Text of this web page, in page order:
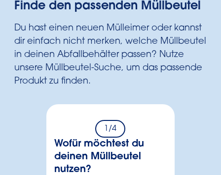
Finde den passenden Müllbeutel
Du hast einen neuen Mülleimer oder kannst
dir einfach nicht merken, welche Müllbeutel
in deinen Abfallbehälter passen? Nutze
unsere Müllbeutel-Suche, um das passende
Produkt zu finden.
/4
Wofür möchtest du
deinen Müllbeutel
nutzen?